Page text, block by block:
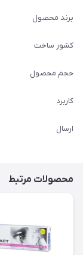
برند محصول
کشور ساخت
حجم محصول
کاربرد
ارسال
محصولات مرتبط